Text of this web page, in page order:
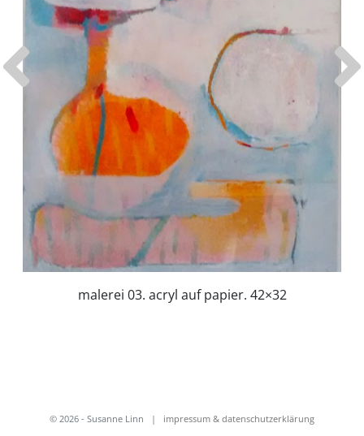
malerei 03. acryl auf papier. 42×32
© 2026 - Susanne Linn | impressum & datenschutzerklärung